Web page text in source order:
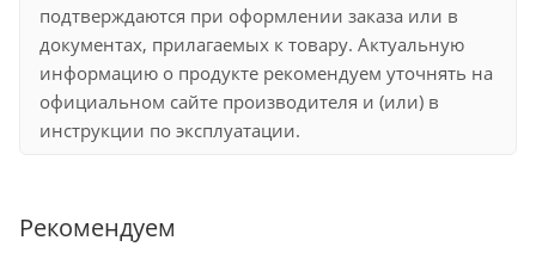
подтверждаются при оформлении заказа или в
документах, прилагаемых к товару. Актуальную
информацию о продукте рекомендуем уточнять на
официальном сайте производителя и (или) в
инструкции по эксплуатации.
Рекомендуем